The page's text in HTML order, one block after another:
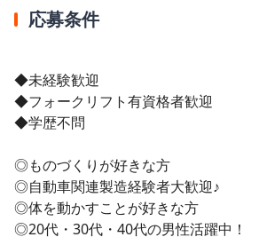
応募条件
◆未経験歓迎
◆フォークリフト有資格者歓迎
◆学歴不問
◎ものづくりが好きな方
◎自動車関連製造経験者大歓迎♪
◎体を動かすことが好きな方
◎20代・30代・40代の男性活躍中！